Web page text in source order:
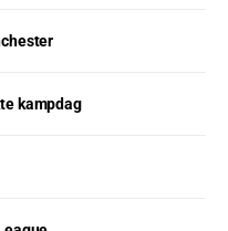
kampdag